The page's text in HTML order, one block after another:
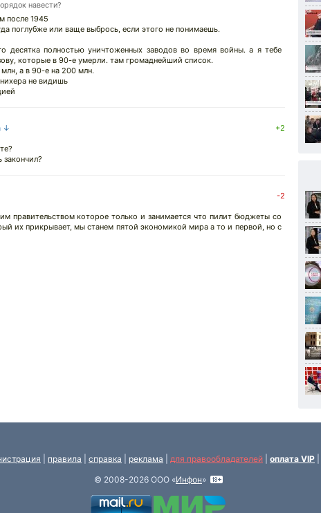
навести?
после 1945
поглубже или ваще выбрось, если этого не понимаешь.
десятка полностью уничтоженных заводов во время войны. а я тебе
которые в 90-е умерли. там громаднейший список.
а в 90-е на 200 млн.
не видишь
↓ +2
-2
правительством которое только и занимается что пилит бюджеты со
их прикрывает, мы станем пятой экономикой мира а то и первой, но с
правила справка реклама для правообладателей оплата VIP
© 2008-2026 ООО «Инфон»